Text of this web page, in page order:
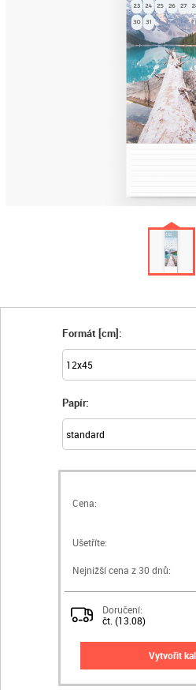
Formát [cm]:
Papír:
Cena:
Ušetříte:
Nejnižší cena z 30 dnů:
Doručení:
čt. (13.08)
vytvořit